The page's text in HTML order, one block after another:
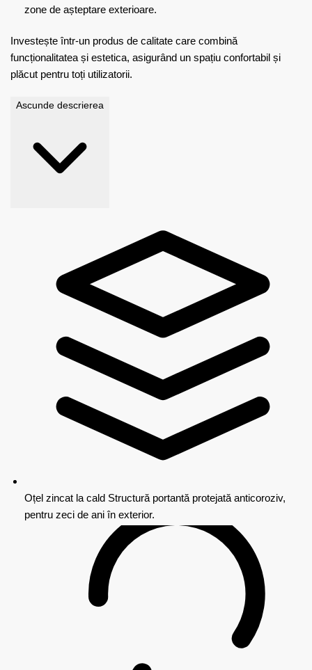
zone de așteptare exterioare.
Investește într-un produs de calitate care combină
funcționalitatea și estetica, asigurând un spațiu confortabil și
plăcut pentru toți utilizatorii.
Ascunde descrierea
Oțel zincat la cald Structură portantă protejată anticoroziv,
pentru zeci de ani în exterior.